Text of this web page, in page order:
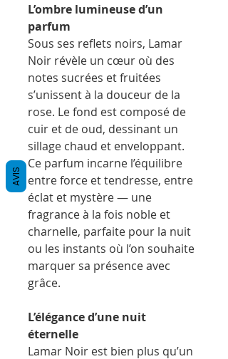
L’ombre lumineuse d’un
parfum
Sous ses reflets noirs, Lamar
Noir révèle un cœur où des
notes sucrées et fruitées
s’unissent à la douceur de la
rose. Le fond est composé de
cuir et de oud, dessinant un
sillage chaud et enveloppant.
Ce parfum incarne l’équilibre
entre force et tendresse, entre
éclat et mystère — une
fragrance à la fois noble et
charnelle, parfaite pour la nuit
ou les instants où l’on souhaite
marquer sa présence avec
grâce.
L’élégance d’une nuit
éternelle
Lamar Noir est bien plus qu’un
AVIS